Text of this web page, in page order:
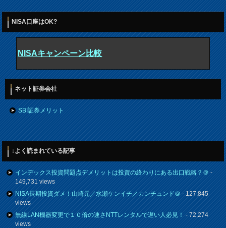
NISA口座はOK?
NISAキャンペーン比較
ネット証券会社
SBI証券メリット
↓よく読まれている記事
インデックス投資問題点デメリットは投資の終わりにある出口戦略？＠-
149,731 views
NISA長期投資ダメ！山崎元／水瀬ケンイチ／カンチュンド＠- 127,845
views
無線LAN機器変更で１０倍の速さNTTレンタルで遅い人必見！- 72,274
views